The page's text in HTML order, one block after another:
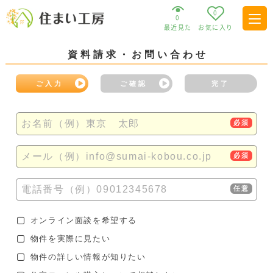
0
最近見た
0
お気に入り
資料請求・お問い合わせ
ご入力 ご確認 完了
お名前（例）東京 太郎 必須
メール（例）info@sumai-kobou.co.jp 必須
電話番号（例）09012345678 任意
オンライン面談を希望する
物件を実際に見たい
物件の詳しい情報が知りたい